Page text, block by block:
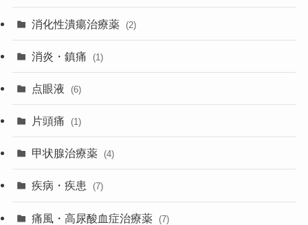
消化性潰瘍治療薬 (2)
消炎・鎮痛 (1)
点眼液 (6)
片頭痛 (1)
甲状腺治療薬 (4)
疾病・疾患 (7)
痛風・高尿酸血症治療薬 (7)